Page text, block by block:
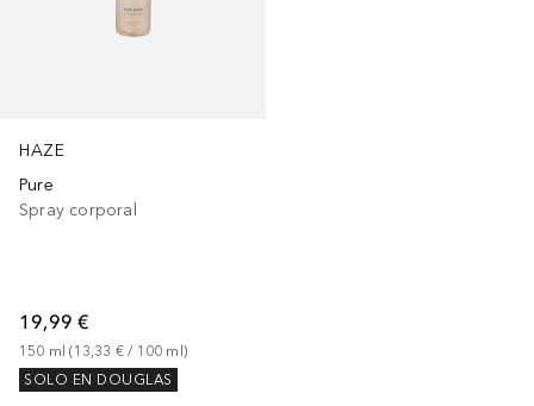
HAZE
Pure
Spray corporal
19,99 €
150 ml (13,33 € / 100 ml )
SOLO EN DOUGLAS